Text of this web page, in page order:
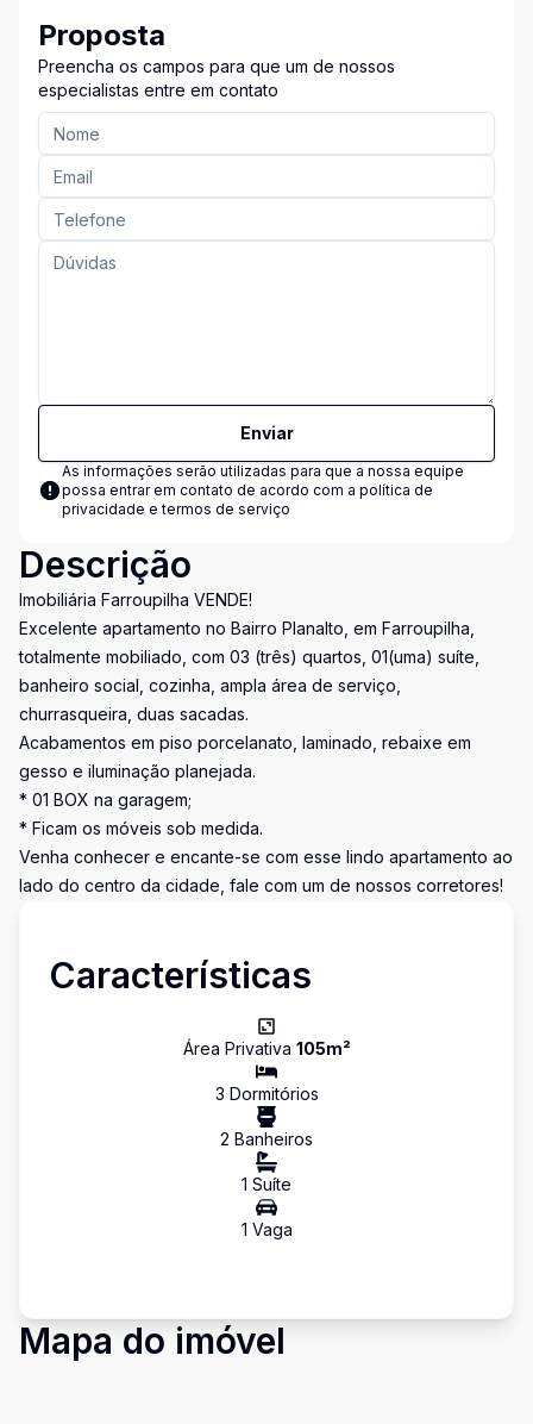
Proposta
Preencha os campos para que um de nossos
especialistas entre em contato
Enviar
As informações serão utilizadas para que a nossa equipe
possa entrar em contato de acordo com a política de
privacidade e termos de serviço
Descrição
Imobiliária Farroupilha VENDE!
Excelente apartamento no Bairro Planalto, em Farroupilha,
totalmente mobiliado, com 03 (três) quartos, 01(uma) suíte,
banheiro social, cozinha, ampla área de serviço,
churrasqueira, duas sacadas.
Acabamentos em piso porcelanato, laminado, rebaixe em
gesso e iluminação planejada.
* 01 BOX na garagem;
* Ficam os móveis sob medida.
Venha conhecer e encante-se com esse lindo apartamento ao
lado do centro da cidade, fale com um de nossos corretores!
Características
Área Privativa 105m²
3 Dormitórios
2 Banheiros
1 Suíte
1 Vaga
Mapa do imóvel